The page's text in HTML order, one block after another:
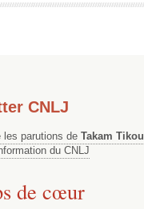
CNLJ
les parutions de Takam Tikou
du CNLJ
de cœur